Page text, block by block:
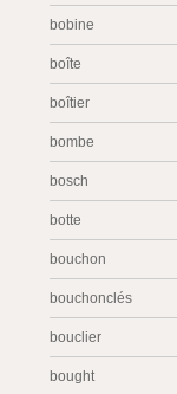
bobine
boîte
boîtier
bombe
bosch
botte
bouchon
bouchonclés
bouclier
bought